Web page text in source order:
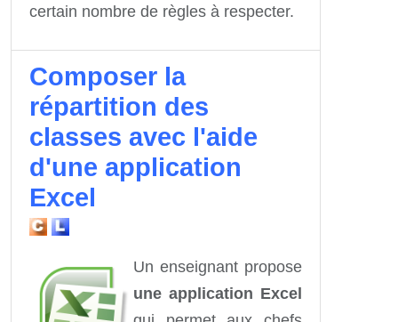
certain nombre de règles à respecter.
Composer la
répartition des
classes avec l'aide
d'une application
Excel
Un enseignant propose
une application Excel